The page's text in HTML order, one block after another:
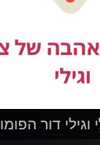
דור הפומו